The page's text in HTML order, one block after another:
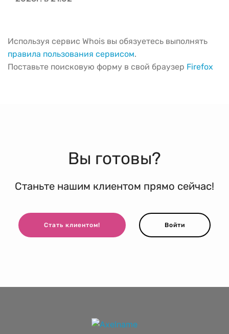
Используя сервис Whois вы обязуетесь выполнять
правила пользования сервисом.
Поставьте поисковую форму в свой браузер Firefox
Вы готовы?
Станьте нашим клиентом прямо сейчас!
Стать клиентом! Войти